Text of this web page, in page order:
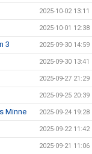
2025-10-02 13:11
2025-10-01 12:38
3 2025-09-30 14:59
2025-09-30 13:41
2025-09-27 21:29
2025-09-25 20:39
Minne 2025-09-24 19:28
2025-09-22 11:42
2025-09-21 11:06